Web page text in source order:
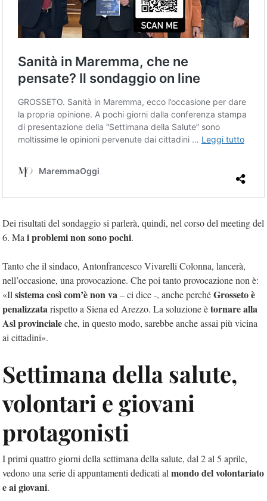
Dei risultati del sondaggio si parlerà, quindi, nel corso del meeting del
6. Ma i problemi non sono pochi.
Tanto che il sindaco, Antonfrancesco Vivarelli Colonna, lancerà,
nell’occasione, una provocazione. Che poi tanto provocazione non è:
«Il sistema così com’è non va– ci dice -, anche perchéGrosseto è
penalizzatarispetto a Siena ed Arezzo. La soluzione ètornare alla
Asl provincialeche, in questo modo, sarebbe anche assai più vicina
ai cittadini».
Settimana della salute,
volontari e giovani
protagonisti
I primi quattro giorni della settimana della salute, dal 2 al 5 aprile,
vedono una serie di appuntamenti dedicati al mondo del volontariato
e ai giovani.